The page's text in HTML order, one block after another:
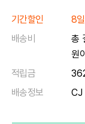
기간할인
8
배송비
총
원
적립금
배송정보
CJ